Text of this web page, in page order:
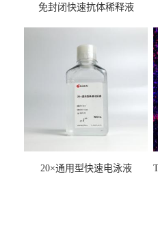
免封闭快速抗体稀释液
20×通用型快速电泳液